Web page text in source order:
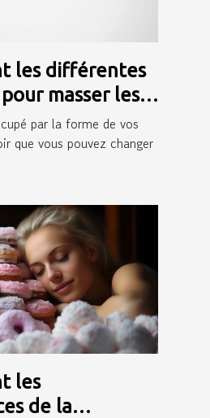
les différentes
masser les
par la forme de vos
que vous pouvez changer
les
de la